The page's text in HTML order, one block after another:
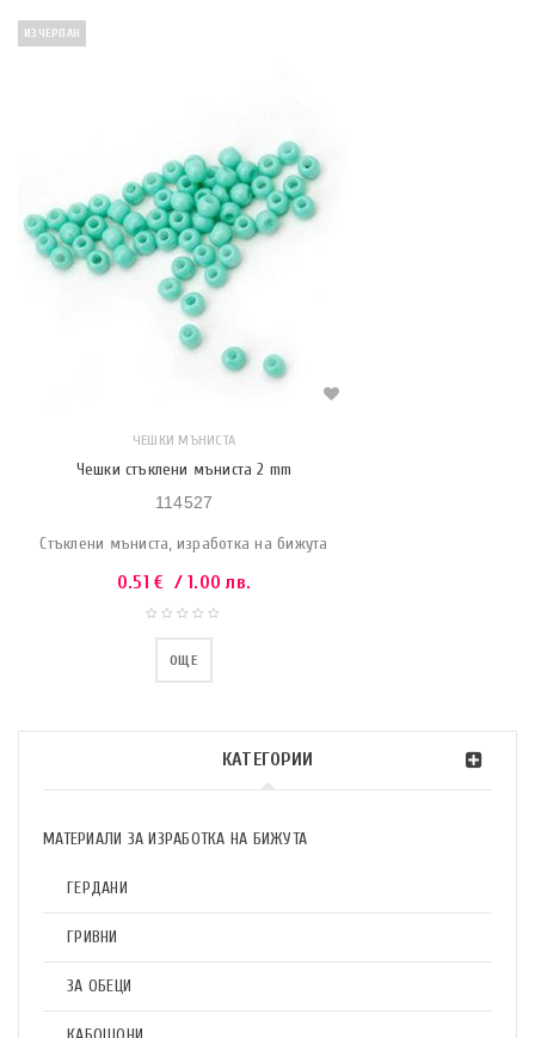
КАТЕГОРИИ
МАТЕРИАЛИ ЗА ИЗРАБОТКА НА БИЖУТА
ГЕРДАНИ
ГРИВНИ
ЗА ОБЕЦИ
ИЗЧЕРПАН
ЧЕШКИ МЪНИСТА
Чешки стъклени мъниста 2 mm
114527
Стъклени мъниста, изработка на бижута
0.51€ / 1.00 лв.
ОЩЕ